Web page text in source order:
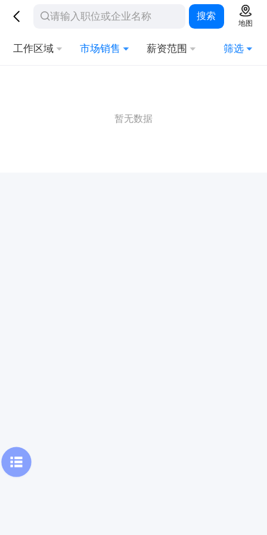
搜索
地图
工作区域 市场销售 薪资范围 筛选
暂无数据